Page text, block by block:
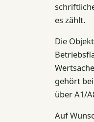
es zählt.
Die
gehört
über A1/
Auf